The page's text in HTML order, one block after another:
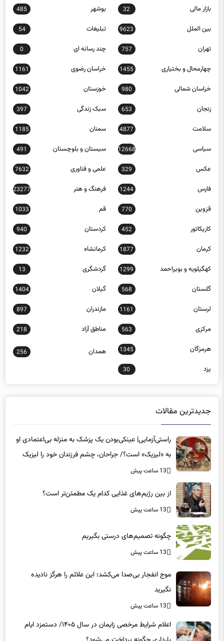
بین الملل 9623 تبلیغات 54
تهران 757 چند رسانه ای 0
چهارمحال و بختیاری 1455 خراسان رضوی 1161
خراسان شمالی 980 خوزستان 1042
زنجان 653 سبک زندگی 397
سلامت 4877 سمنان 1185
سیاسی 12668 سیستان و بلوچستان 491
عکس 329 علمی و فناوری 7632
فارس 1244 فرهنگ و هنر 23277
قزوین 770 قم 1033
کاریکاتور 452 کردستان 940
کرمان 1877 کرمانشاه 1232
کهگیلویه و بویراحمد 1299 گردشگری 13
گلستان 568 گیلان 1404
لرستان 1161 مازندران 897
مرکزی 563 مناطق آزاد 218
هرمزگان 1345
256
یزد 30
راستی‌آزمایی| عینکی‌بودن یک پزشک به منزله بی‌اعتمادی او
به «لیزیک» است؟/ جراحان، چشم فرزندان خود را لیزیک
می‌کنند؟
13 ساعت پیش
13 ساعت پیش
13 ساعت پیش
نگیرید
13 ساعت پیش
بارداری چگونه پرداخت می‌شود؟